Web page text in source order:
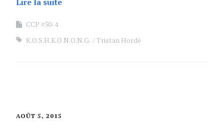
CCP #30-4
K.O.S.H.K.O.N.O.N.G.
Tristan Hordé
AOÛT 5, 2015